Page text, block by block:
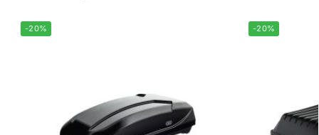
-20% -20%